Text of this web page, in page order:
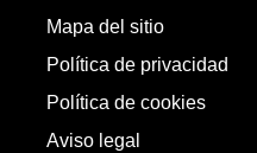
Mapa del sitio
Política de privacidad
Política de cookies
Aviso legal